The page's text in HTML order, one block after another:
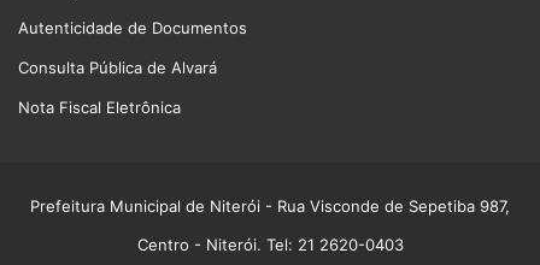
Autenticidade de Documentos
Consulta Pública de Alvará
Nota Fiscal Eletrônica
Prefeitura Municipal de Niterói - Rua Visconde de Sepetiba 987,
Centro - Niterói. Tel: 21 2620-0403